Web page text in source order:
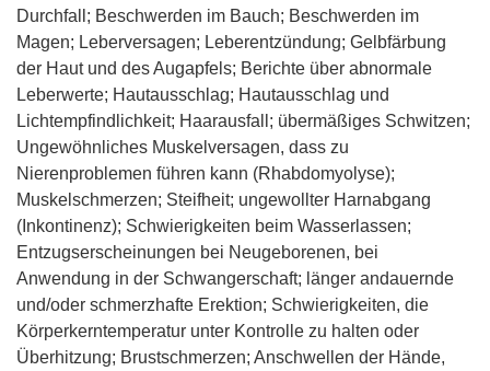
Durchfall; Beschwerden im Bauch; Beschwerden im
Magen; Leberversagen; Leberentzündung; Gelbfärbung
der Haut und des Augapfels; Berichte über abnormale
Leberwerte; Hautausschlag; Hautausschlag und
Lichtempfindlichkeit; Haarausfall; übermäßiges Schwitzen;
Ungewöhnliches Muskelversagen, dass zu
Nierenproblemen führen kann (Rhabdomyolyse);
Muskelschmerzen; Steifheit; ungewollter Harnabgang
(Inkontinenz); Schwierigkeiten beim Wasserlassen;
Entzugserscheinungen bei Neugeborenen, bei
Anwendung in der Schwangerschaft; länger andauernde
und/oder schmerzhafte Erektion; Schwierigkeiten, die
Körperkerntemperatur unter Kontrolle zu halten oder
Überhitzung; Brustschmerzen; Anschwellen der Hände,